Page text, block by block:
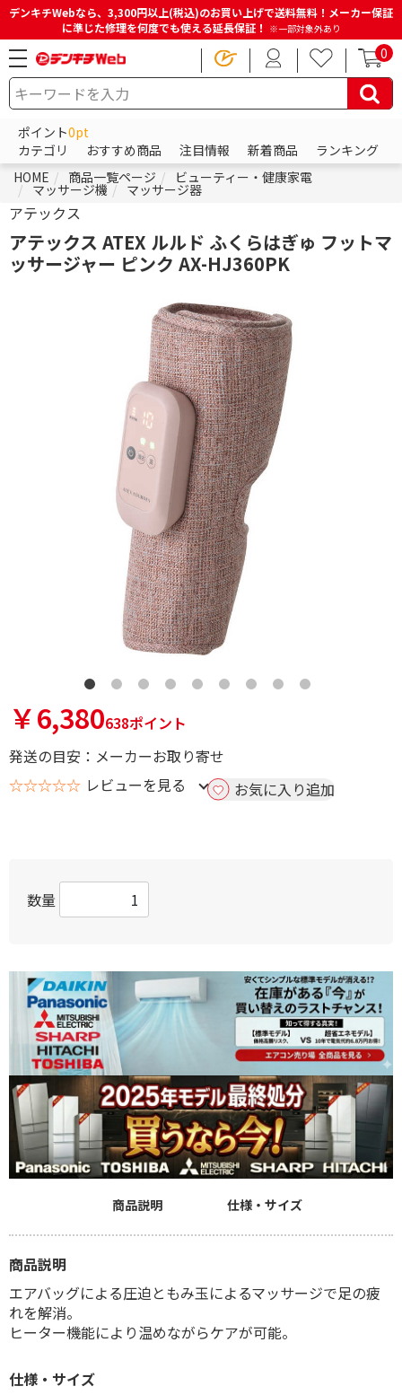
デンキチWebなら、3,300円以上(税込)のお買い上げで送料無料！メーカー保証
に準じた修理を何度でも使える延長保証！ ※一部対象外あり
0
ポイント0pt
カテゴリ
おすすめ商品 注目情報 新着商品
ランキング
HOME
商品一覧ページ ビューティー・健康家電
マッサージ機 マッサージ器
アテックス
アテックス ATEX ルルド ふくらはぎゅ フットマ
ッサージャー ピンク AX-HJ360PK
￥6,380638ポイント
発送の目安：メーカーお取り寄せ
☆☆☆☆☆ レビューを見る お気に入り追加
数量
商品説明 仕様・サイズ
商品説明
エアバッグによる圧迫ともみ玉によるマッサージで足の疲
れを解消。
ヒーター機能により温めながらケアが可能。
仕様・サイズ